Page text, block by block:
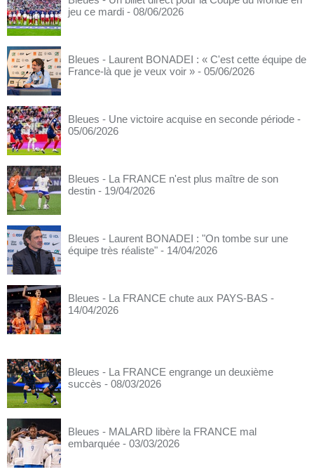
jeu ce mardi - 08/06/2026
Bleues - Laurent BONADEI : « C'est cette équipe de
France-là que je veux voir » - 05/06/2026
Bleues - Une victoire acquise en seconde période -
05/06/2026
Bleues - La FRANCE n'est plus maître de son
destin - 19/04/2026
Bleues - Laurent BONADEI : "On tombe sur une
équipe très réaliste" - 14/04/2026
Bleues - La FRANCE chute aux PAYS-BAS -
14/04/2026
Bleues - La FRANCE engrange un deuxième
succès - 08/03/2026
Bleues - MALARD libère la FRANCE mal
embarquée - 03/03/2026